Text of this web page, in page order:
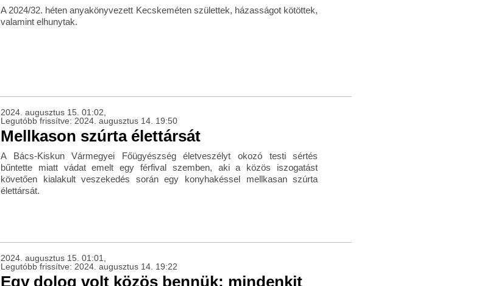
A 2024/32. héten anyakönyvezett Kecskeméten születtek, házasságot kötöttek,
valamint elhunytak.
2024. augusztus 15. 01:02,
Legutóbb frissítve: 2024. augusztus 14. 19:50
Mellkason szúrta élettársát
A Bács-Kiskun Vármegyei Főügyészség életveszélyt okozó testi sértés
bűntette miatt vádat emelt egy férfival szemben, aki a közös iszogatást
követően kialakult veszekedés során egy konyhakéssel mellkasan szúrta
élettársát.
2024. augusztus 15. 01:01,
Legutóbb frissítve: 2024. augusztus 14. 19:22
Egy dolog volt közös bennük: mindenkit